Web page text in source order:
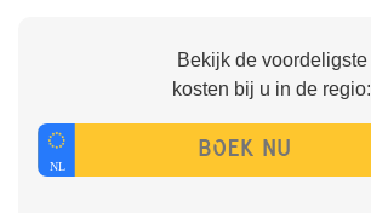
Bekijk de voordeligste
kosten bij u in de regio: